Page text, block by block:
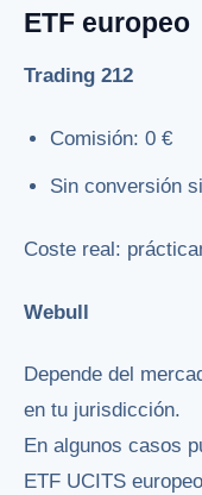
ETF europeo
Trading 212
Comisión: 0 €
Sin conversión
Coste real:
Webull
Depende del
en tu jurisdicción.
En algunos casos
ETF UCITS